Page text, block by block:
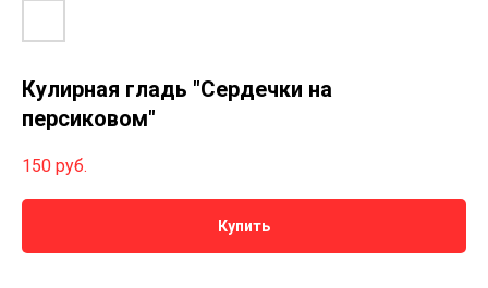
Кулирная гладь "Сердечки на
персиковом"
150 руб.
Купить